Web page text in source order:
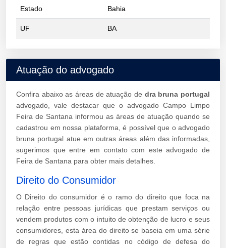
Estado Bahia
UF BA
Atuação do advogado
Confira abaixo as áreas de atuação de dra bruna portugal
advogado, vale destacar que o advogado Campo Limpo
Feira de Santana informou as áreas de atuação quando se
cadastrou em nossa plataforma, é possível que o advogado
bruna portugal atue em outras áreas além das informadas,
sugerimos que entre em contato com este advogado de
Feira de Santana para obter mais detalhes.
Direito do Consumidor
O Direito do consumidor é o ramo do direito que foca na
relação entre pessoas jurídicas que prestam serviços ou
vendem produtos com o intuito de obtenção de lucro e seus
consumidores, esta área do direito se baseia em uma série
de regras que estão contidas no código de defesa do